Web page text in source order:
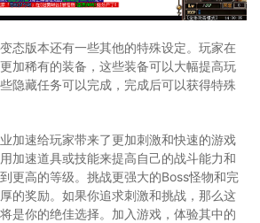
态版本还有一些其他的特殊设定。玩家在
加稀有的装备，这些装备可以大幅提高玩
隐藏任务可以完成，完成后可以获得特殊
加速给玩家带来了更加刺激和快速的游戏
加速道具或技能来提高自己的战斗能力和
更高的等级。挑战更强大的Boss怪物和完
的奖励。如果你追求刺激和挑战，那么这
是你的绝佳选择。加入游戏，体验其中的